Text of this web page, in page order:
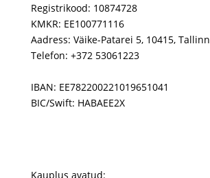
Registrikood: 10874728
KMKR: EE100771116
Aadress: Väike-Patarei 5, 10415, Tallinn
Telefon: +372 53061223
IBAN: EE782200221019651041
BIC/Swift: HABAEE2X
Kauplus avatud: